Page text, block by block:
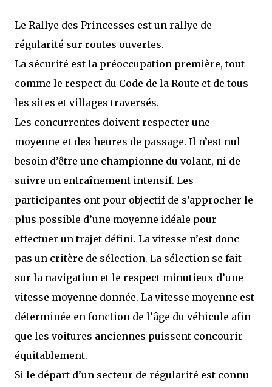
Le Rallye des Princesses est un rallye de
régularité sur routes ouvertes.
La sécurité est la préoccupation première, tout
comme le respect du Code de la Route et de tous
les sites et villages traversés.
Les concurrentes doivent respecter une
moyenne et des heures de passage. Il n’est nul
besoin d’être une championne du volant, ni de
suivre un entraînement intensif. Les
participantes ont pour objectif de s’approcher le
plus possible d’une moyenne idéale pour
effectuer un trajet défini. La vitesse n’est donc
pas un critère de sélection. La sélection se fait
sur la navigation et le respect minutieux d’une
vitesse moyenne donnée. La vitesse moyenne est
déterminée en fonction de l’âge du véhicule afin
que les voitures anciennes puissent concourir
équitablement.
Si le départ d’un secteur de régularité est connu